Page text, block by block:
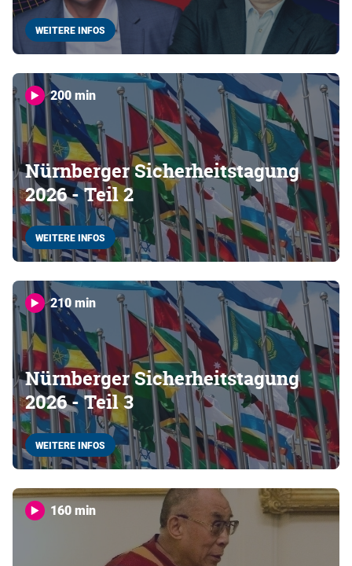
WEITERE INFOS
200 min
Nürnberger Sicherheitstagung
2026 - Teil 2
WEITERE INFOS
210 min
Nürnberger Sicherheitstagung
2026 - Teil 3
WEITERE INFOS
160 min